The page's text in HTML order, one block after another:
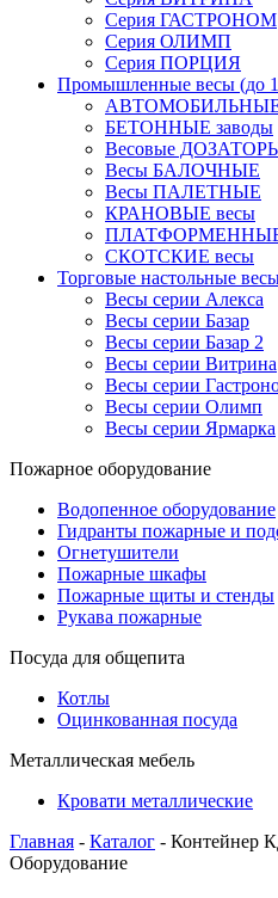
Серия ГАСТРОНОМ
Серия ОЛИМП
Серия ПОРЦИЯ
Промышленные весы (до
АВТОМОБИЛЬНЫЕ
БЕТОННЫЕ заводы
Весовые
Весы БАЛОЧНЫЕ
Весы ПАЛЕТНЫЕ
КРАНОВЫЕ весы
ПЛАТФОРМЕННЫЕ
СКОТСКИЕ весы
Торговые настольные
Весы серии Алекса
Весы серии Базар
Весы серии Базар 2
Весы серии Витрина
Весы серии
Весы серии Олимп
Весы серии Ярмарка
Пожарное оборудование
Водопенное оборудование
Гидранты пожарные и
Огнетушители
Пожарные шкафы
Пожарные щиты и стенды
Рукава пожарные
Посуда для общепита
Котлы
Оцинкованная посуда
Металлическая мебель
Кровати металлические
Главная - Каталог - Контейнер
Оборудование